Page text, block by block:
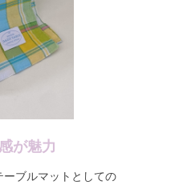
が魅力
ーブルマットとしての